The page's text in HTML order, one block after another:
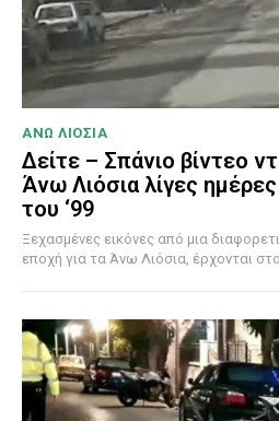
ΑΝΩ ΛΙΟΣΙΑ
Δείτε – Σπάνιο βίντεο
Άνω Λιόσια λίγες
του ‘99
Ξεχασμένες εικόνες από μια
εποχή για τα Άνω Λιόσια, έρχονται